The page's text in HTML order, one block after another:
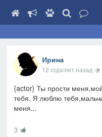
Ирина
12 года/лет назад
{actor} Ты прости
тебя. Я люблю
меня...
3